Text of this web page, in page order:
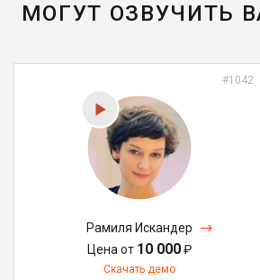
МОГУТ ОЗВУЧИТЬ
#1042
Рамиля Искандер
Цена от 10 000₽
Скачать демо